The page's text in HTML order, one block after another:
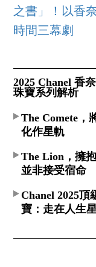
之書」！以香
時間三幕劇
2025 Chanel 香
珠寶系列解析
The Comete，
化作星軌
The Lion，擁
並非接受宿命
Chanel 2025頂
寶：走在人生